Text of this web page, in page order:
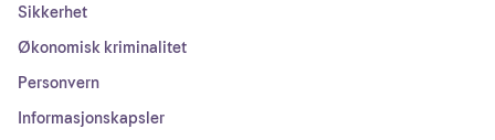
Sikkerhet
Økonomisk kriminalitet
Personvern
Informasjonskapsler